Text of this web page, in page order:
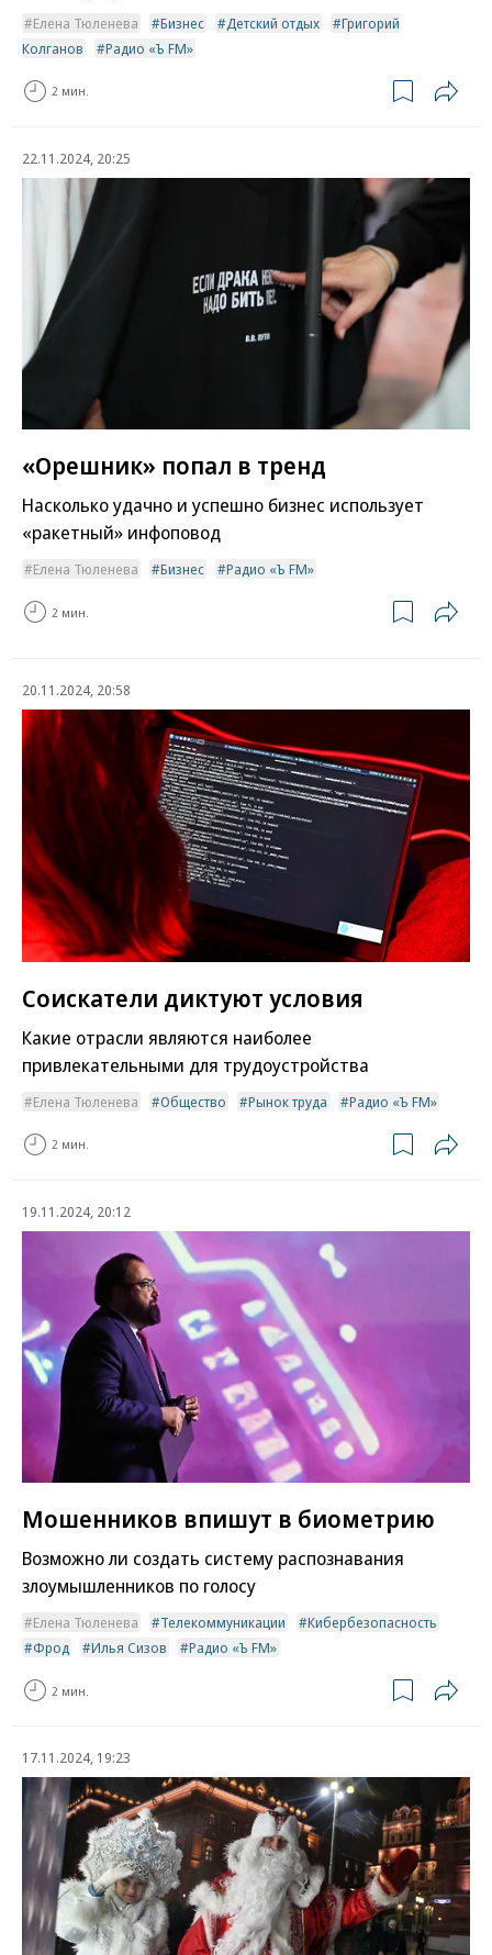
Елена Тюленева Бизнес Детский отдых
Григорий
Колганов
Радио «Ъ FM»
2 мин.
22.11.2024, 20:25
«Орешник» попал в тренд
Насколько удачно и успешно бизнес использует
«ракетный» инфоповод
Елена Тюленева Бизнес Радио «Ъ FM»
2 мин.
20.11.2024, 20:58
Соискатели диктуют условия
Какие отрасли являются наиболее
привлекательными для трудоустройства
Елена Тюленева Общество Рынок труда Радио «Ъ FM»
2 мин.
19.11.2024, 20:12
Мошенников впишут в биометрию
Возможно ли создать систему распознавания
злоумышленников по голосу
Елена Тюленева Телекоммуникации
Кибербезопасность
Фрод
Илья Сизов Радио «Ъ FM»
2 мин.
17.11.2024, 19:23